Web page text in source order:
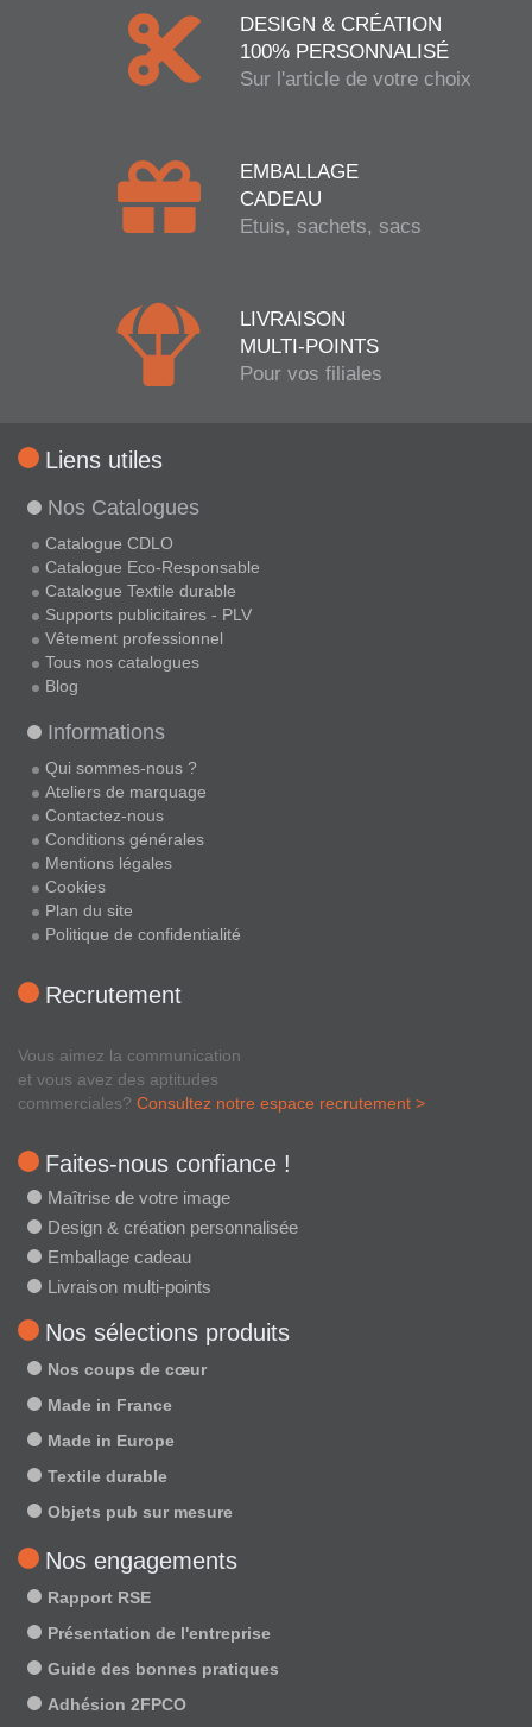
DESIGN & CRÉATION
100% PERSONNALISÉ
Sur l'article de votre choix
EMBALLAGE
CADEAU
Etuis, sachets, sacs
LIVRAISON
MULTI-POINTS
Pour vos filiales
Liens utiles
Nos Catalogues
Catalogue CDLO
Catalogue Eco-Responsable
Catalogue Textile durable
Supports publicitaires - PLV
Vêtement professionnel
Tous nos catalogues
Blog
Informations
Qui sommes-nous ?
Ateliers de marquage
Contactez-nous
Conditions générales
Mentions légales
Cookies
Plan du site
Politique de confidentialité
Recrutement
Vous aimez la communication
et vous avez des aptitudes
commerciales? Consultez notre espace recrutement >
Faites-nous confiance !
Maîtrise de votre image
Design & création personnalisée
Emballage cadeau
Livraison multi-points
Nos sélections produits
Nos coups de cœur
Made in France
Made in Europe
Textile durable
Objets pub sur mesure
Nos engagements
Rapport RSE
Présentation de l'entreprise
Guide des bonnes pratiques
Adhésion 2FPCO